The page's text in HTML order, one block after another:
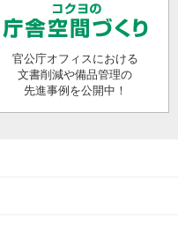
官公庁オフィスにおける
文書削減や備品管理の
先進事例を公開中！